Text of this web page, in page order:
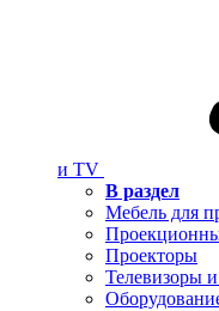
и TV
В раздел
Мебель для
Проекторы
Телевизоры